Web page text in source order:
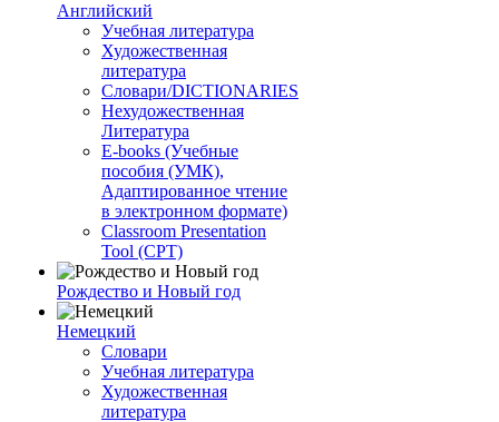
Английский
Учебная литература
Художественная
литература
Словари/DICTIONARIES
Нехудожественная
Литература
E-books (Учебные
пособия (УМК),
Адаптированное чтение
в электронном формате)
Classroom Presentation
Tool (CPT)
Рождество и Новый год
Немецкий
Словари
Учебная литература
Художественная
литература